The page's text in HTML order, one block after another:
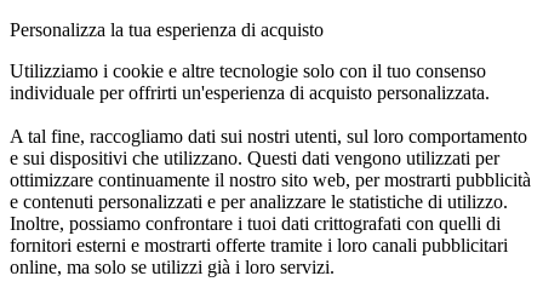
Personalizza la tua esperienza di acquisto
Utilizziamo i cookie e altre tecnologie solo con il tuo consenso
individuale per offrirti un'esperienza di acquisto personalizzata.
A tal fine, raccogliamo dati sui nostri utenti, sul loro comportamento
e sui dispositivi che utilizzano. Questi dati vengono utilizzati per
ottimizzare continuamente il nostro sito web, per mostrarti pubblicità
e contenuti personalizzati e per analizzare le statistiche di utilizzo.
Inoltre, possiamo confrontare i tuoi dati crittografati con quelli di
fornitori esterni e mostrarti offerte tramite i loro canali pubblicitari
online, ma solo se utilizzi già i loro servizi.